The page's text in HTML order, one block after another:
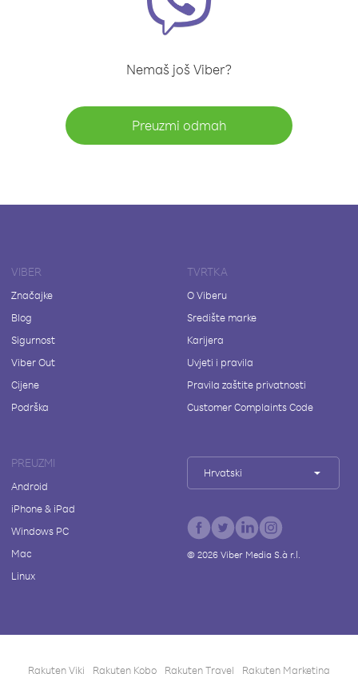
Nemaš još Viber?
Preuzmi odmah
VIBER
Značajke
Blog
Sigurnost
Viber Out
Cijene
Podrška
TVRTKA
O Viberu
Središte marke
Karijera
Uvjeti i pravila
Pravila zaštite privatnosti
Customer Complaints Code
PREUZMI
Android
iPhone & iPad
Windows PC
Mac
Linux
Hrvatski
© 2026Viber Media S.à r.l.
Rakuten Viki Rakuten Kobo Rakuten Travel Rakuten Marketing